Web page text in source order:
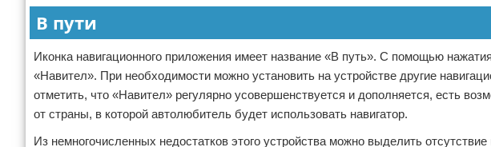
В пути
Иконка навигационного приложения имеет название «В путь». С помощью
«Навител». При необходимости можно установить на устройстве другие
отметить, что «Навител» регулярно усовершенствуется и дополняется, есть
от страны, в которой автолюбитель будет использовать навигатор.
Из немногочисленных недостатков этого устройства можно выделить